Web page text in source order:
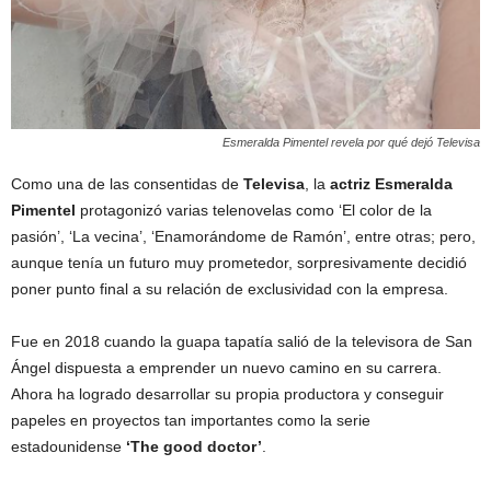
Esmeralda Pimentel revela por qué dejó Televisa
Como una de las consentidas de Televisa , la actriz Esmeralda
Pimentel protagonizó varias telenovelas como ‘El color de la
pasión’, ‘La vecina’, ‘Enamorándome de Ramón’, entre otras; pero,
aunque tenía un futuro muy prometedor, sorpresivamente decidió
poner punto final a su relación de exclusividad con la empresa.
Fue en 2018 cuando la guapa tapatía salió de la televisora de San
Ángel dispuesta a emprender un nuevo camino en su carrera.
Ahora ha logrado desarrollar su propia productora y conseguir
papeles en proyectos tan importantes como la serie
estadounidense ‘The good doctor’